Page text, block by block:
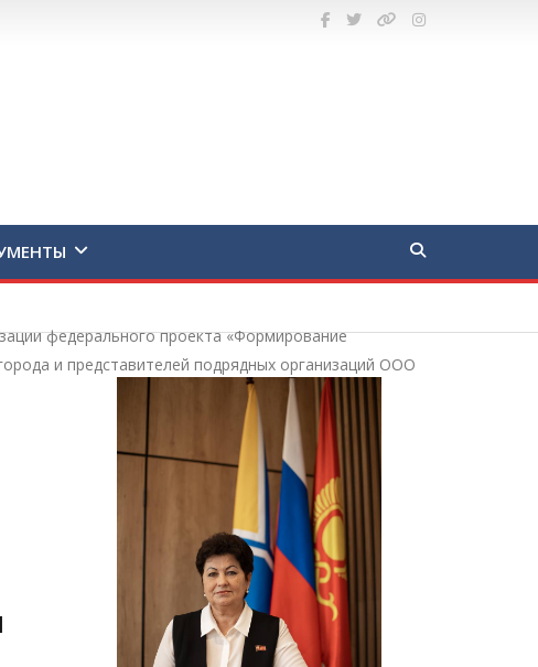
федерального проекта «Формирование
и представителей подрядных организаций ООО